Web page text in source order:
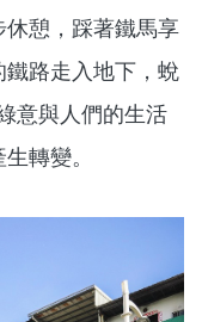
憩，踩著鐵馬享
路走入地下，蛻
意與人們的生活
轉變。